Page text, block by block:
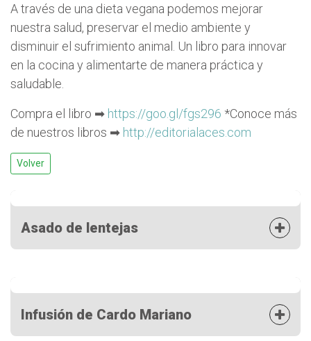
A través de una dieta vegana podemos mejorar
nuestra salud, preservar el medio ambiente y
disminuir el sufrimiento animal. Un libro para innovar
en la cocina y alimentarte de manera práctica y
saludable.
Compra el libro ➡ https://goo.gl/fgs296 *Conoce más
de nuestros libros ➡ http://editorialaces.com
Volver
Asado de lentejas
Infusión de Cardo Mariano